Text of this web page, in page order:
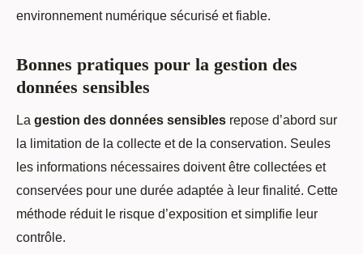
environnement numérique sécurisé et fiable.
Bonnes pratiques pour la gestion des
données sensibles
La gestion des données sensibles repose d’abord sur
la limitation de la collecte et de la conservation. Seules
les informations nécessaires doivent être collectées et
conservées pour une durée adaptée à leur finalité. Cette
méthode réduit le risque d’exposition et simplifie leur
contrôle.